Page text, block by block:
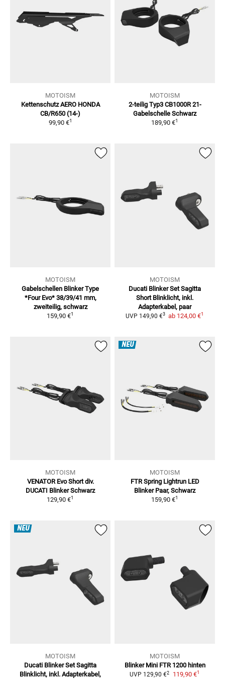
MOTOISM
Kettenschutz AERO HONDA
CB/R650 (14-)
99,90 €1
MOTOISM
2-teilig Typ3 CB1000R 21-
Gabelschelle Schwarz
189,90 €1
MOTOISM
Gabelschellen Blinker Type
*Four Evo* 38/39/41 mm,
zweiteilig, schwarz
159,90 €1
MOTOISM
Ducati Blinker Set Sagitta
Short Blinklicht, inkl.
Adapterkabel, paar
UVP 149,90 €3 ab 124,00 €1
MOTOISM
VENATOR Evo Short div.
DUCATI Blinker Schwarz
129,90 €1
NEU
MOTOISM
FTR Spring Lightrun LED
Blinker Paar, Schwarz
159,90 €1
NEU
MOTOISM
Ducati Blinker Set Sagitta
Blinklicht, inkl. Adapterkabel,
MOTOISM
Blinker Mini FTR 1200 hinten
UVP 129,90 €2 119,90 €1